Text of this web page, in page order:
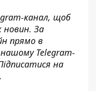
канал, щоб
новин. За
прямо в
Telegram-
на
.